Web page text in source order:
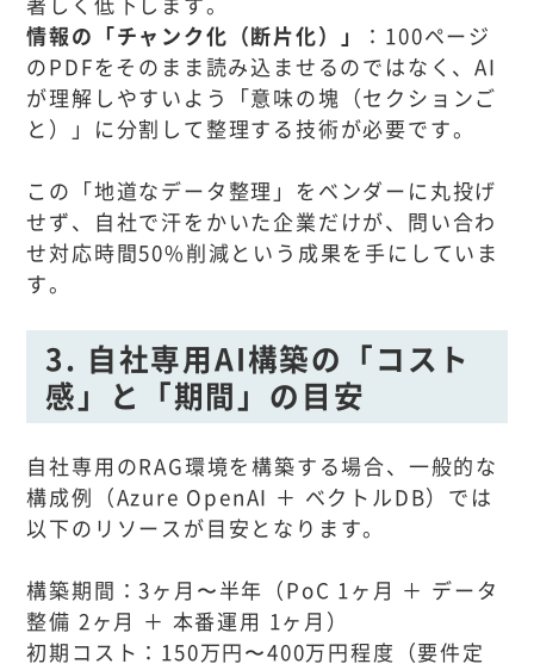
情報の「チャンク化（断片化）」
：100ページ
のPDFをそのまま読み込ませるのではなく、AI
が理解しやすいよう「意味の塊（セクションご
と）」に分割して整理する技術が必要です。
この「地道なデータ整理」をベンダーに丸投げ
せず、自社で汗をかいた企業だけが、問い合わ
せ対応時間50%削減という成果を手にしていま
す。
3. 自社専用AI構築の「コスト
感」と「期間」の目安
自社専用のRAG環境を構築する場合、一般的な
構成例（Azure OpenAI ＋ ベクトルDB）では
以下のリソースが目安となります。
構築期間：3ヶ月〜半年（PoC 1ヶ月 ＋ データ
整備 2ヶ月 ＋ 本番運用 1ヶ月）
初期コスト：150万円〜400万円程度（要件定